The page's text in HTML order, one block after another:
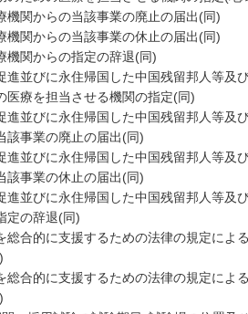
機関からの当該事業の廃止の届出(同)
機関からの当該事業の休止の届出(同)
機関からの指定の辞退(同)
進並びに永住帰国した中国残留邦人等及
医療を担当させる機関の指定(同)
進並びに永住帰国した中国残留邦人等及
該事業の廃止の届出(同)
進並びに永住帰国した中国残留邦人等及
該事業の休止の届出(同)
進並びに永住帰国した中国残留邦人等及
定の辞退(同)
総合的に支援するための法律の規定によ
総合的に支援するための法律の規定によ